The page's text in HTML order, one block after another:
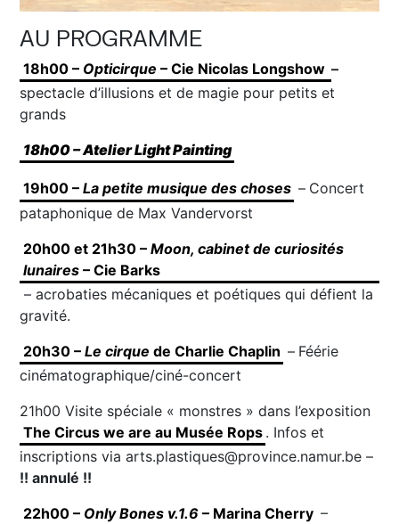
AU PROGRAMME
18h00 – Opticirque – Cie Nicolas Longshow –
spectacle d’illusions et de magie pour petits et
grands
18h00 – Atelier Light Painting
19h00 – La petite musique des choses – Concert
pataphonique de Max Vandervorst
20h00 et 21h30 – Moon, cabinet de curiosités
lunaires– Cie Barks
– acrobaties mécaniques et poétiques qui défient la
gravité.
20h30 – Le cirque de Charlie Chaplin – Féérie
cinématographique/ciné-concert
21h00 Visite spéciale « monstres » dans l’exposition
The Circus we are au Musée Rops . Infos et
inscriptions via arts.plastiques@province.namur.be –
!! annulé !!
22h00 – Only Bones v.1.6– Marina Cherry –